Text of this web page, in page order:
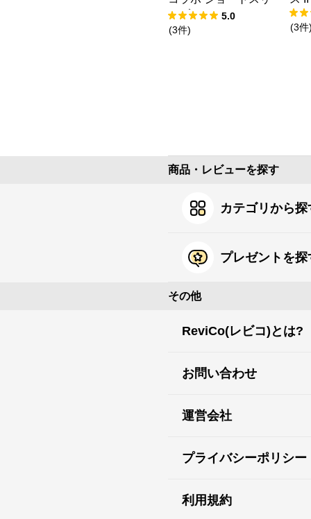
ーブ Tシャツ
5.0
(3件) (3件
商品・レビューを探す
カテゴリから探
プレゼントを探
その他
ReviCo(レビコ)とは?
お問い合わせ
運営会社
プライバシーポリシー
利用規約